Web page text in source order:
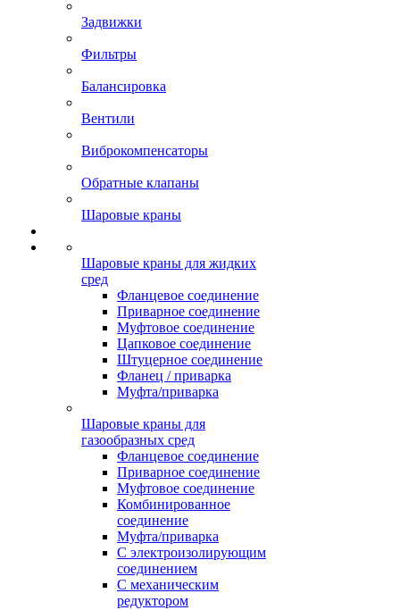
Задвижки
Фильтры
Балансировка
Вентили
Виброкомпенсаторы
Обратные клапаны
Шаровые краны
Шаровые краны для жидких
сред
Фланцевое соединение
Приварное соединение
Муфтовое соединение
Цапковое соединение
Штуцерное соединение
Фланец / приварка
Муфта/приварка
Шаровые краны для
газообразных сред
Фланцевое соединение
Приварное соединение
Муфтовое соединение
Комбинированное
соединение
Муфта/приварка
С электроизолирующим
соединением
С механическим
редуктором